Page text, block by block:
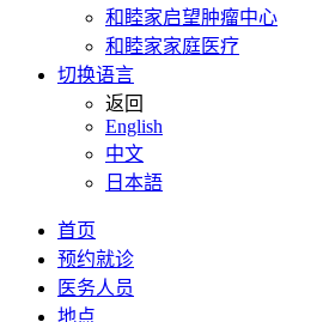
和睦家启望肿瘤中心
和睦家家庭医疗
切换语言
返回
English
中文
日本語
首页
预约就诊
医务人员
地点